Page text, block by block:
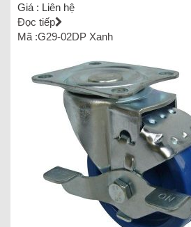
Giá : Liên hệ
Đọc tiếp
Mã :G29-02DP Xanh